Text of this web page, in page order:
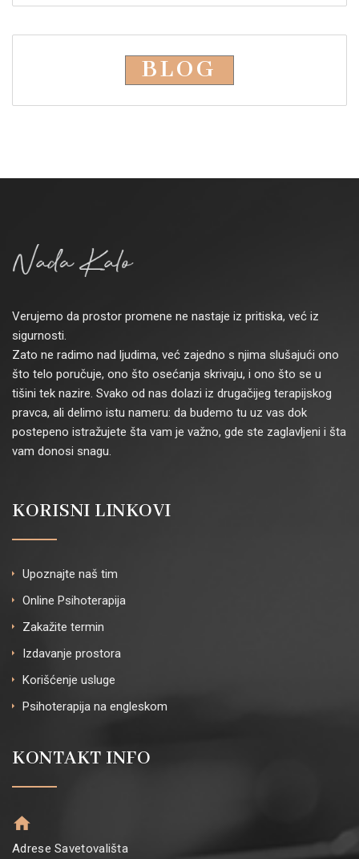
BLOG
Verujemo da prostor promene ne nastaje iz pritiska, već iz
sigurnosti.
Zato ne radimo nad ljudima, već zajedno s njima slušajući ono
što telo poručuje, ono što osećanja skrivaju, i ono što se u
tišini tek nazire. Svako od nas dolazi iz drugačijeg terapijskog
pravca, ali delimo istu nameru: da budemo tu uz vas dok
postepeno istražujete šta vam je važno, gde ste zaglavljeni i šta
vam donosi snagu.
KORISNI LINKOVI
Upoznajte naš tim
Online Psihoterapija
Zakažite termin
Izdavanje prostora
Korišćenje usluge
Psihoterapija na engleskom
KONTAKT INFO
Adrese Savetovališta